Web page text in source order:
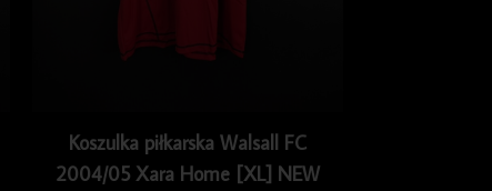
Koszulka piłkarska Walsall FC
2004/05 Xara Home [XL] NEW